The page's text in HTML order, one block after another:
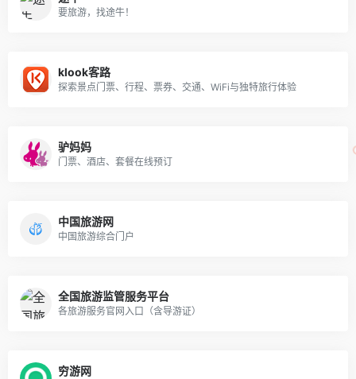
要旅游，找途牛！
klook客路
探索景点门票、行程、票券、交通、WiFi与独特旅行体验
驴妈妈
门票、酒店、套餐在线预订
中国旅游网
中国旅游综合门户
全国旅游监管服务平台
各旅游服务官网入口（含导游证）
穷游网